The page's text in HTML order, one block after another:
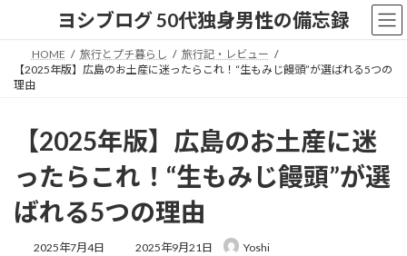
ヨシブログ 50代独身男性の備忘録
HOME 旅行とプチ暮らし
旅行記・レビュー
【2025年版】広島のお土産に迷ったらこれ！“生もみじ饅頭”が選ばれる5つの
理由
【2025年版】広島のお土産に迷
ったらこれ！“生もみじ饅頭”が選
ばれる5つの理由
2025年7月4日
最
2025年9月21日 Yoshi